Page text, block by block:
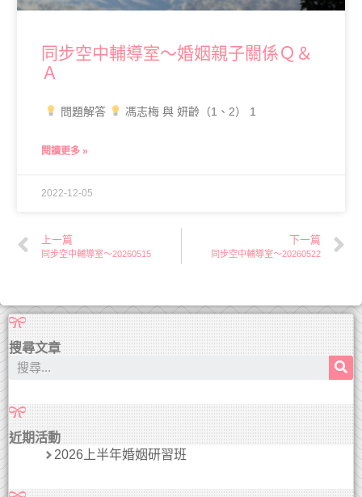
同步空中輔導室～婚姻親子關係Ｑ＆
Ａ
問題解答 馮志梅 與 妍齡（1、2） 1
閱讀更多 »
2022-12-05
上一篇
同步空中輔導室～20260515
下一篇
同步空中輔導室～20260522
搜尋文章
近期活動
2026上半年婚姻研習班